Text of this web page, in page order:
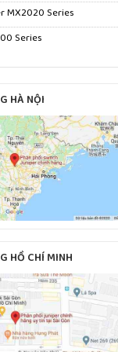
MX2020 Series
Series
HÀ NỘI
HỒ CHÍ MINH